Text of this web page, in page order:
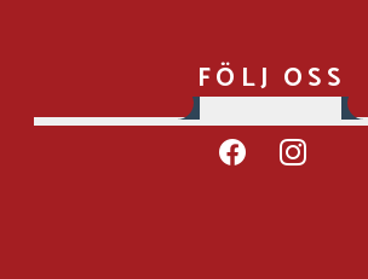
FÖLJ OSS
facebookinstagram